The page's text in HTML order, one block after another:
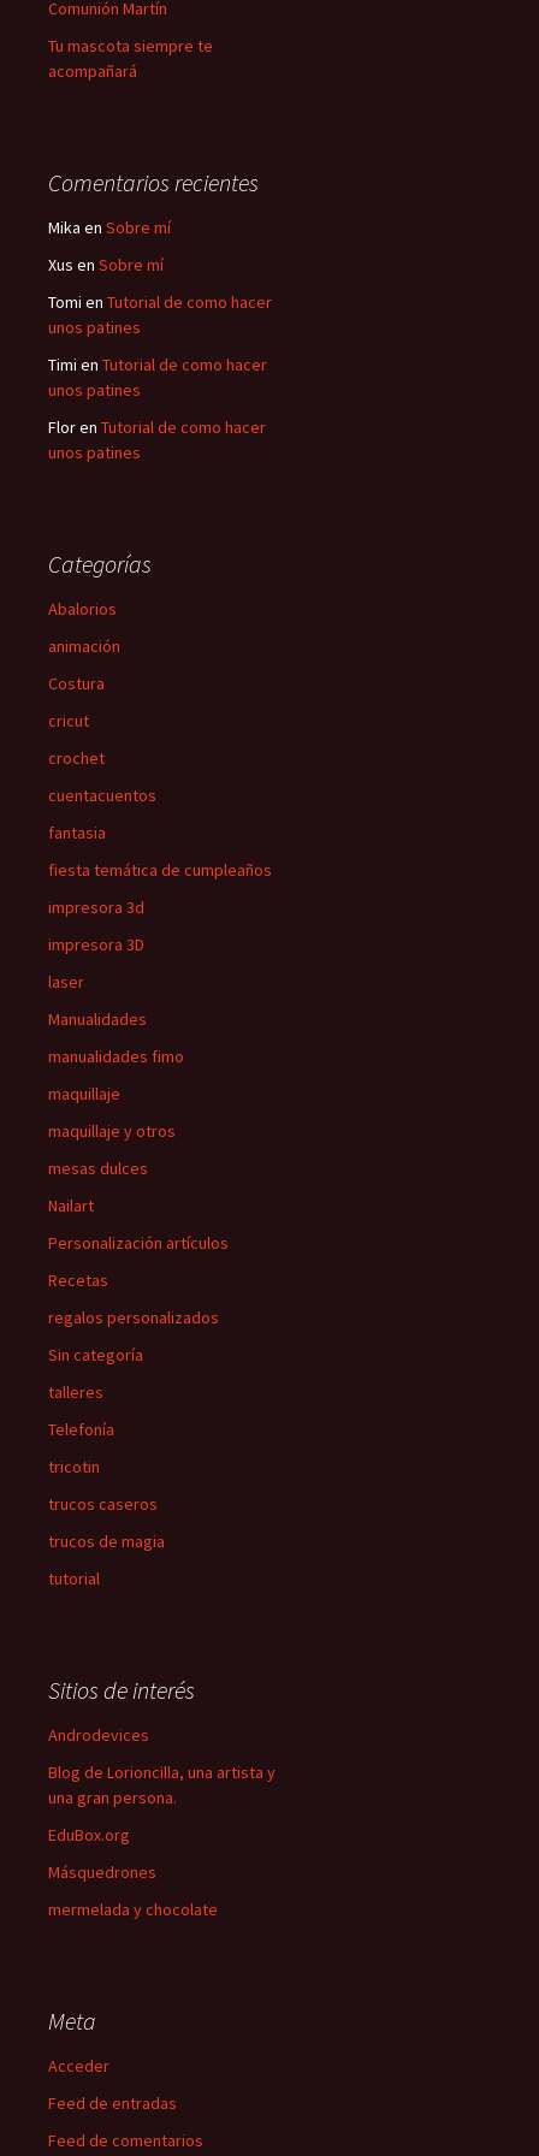
Comunión Martín
Tu mascota siempre te
acompañará
Comentarios recientes
Mika en Sobre mí
Xus en Sobre mí
Tomi en Tutorial de como hacer
unos patines
Timi en Tutorial de como hacer
unos patines
Floren Tutorial de como hacer
unos patines
Categorías
Abalorios
animación
Costura
cricut
crochet
cuentacuentos
fantasia
fiesta temática de cumpleaños
impresora 3d
impresora 3D
laser
Manualidades
manualidades fimo
maquillaje
maquillaje y otros
mesas dulces
Nailart
Personalización artículos
Recetas
regalos personalizados
Sin categoría
talleres
Telefonía
tricotin
trucos caseros
trucos de magia
tutorial
Sitios de interés
Androdevices
Blog de Lorioncilla, una artista y
una gran persona.
EduBox.org
Másquedrones
mermelada y chocolate
Meta
Acceder
Feed de entradas
Feed de comentarios